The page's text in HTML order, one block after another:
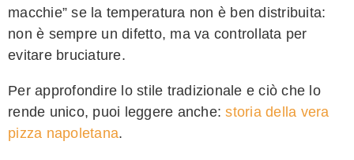
macchie” se la temperatura non è ben distribuita:
non è sempre un difetto, ma va controllata per
evitare bruciature.
Per approfondire lo stile tradizionale e ciò che lo
rende unico, puoi leggere anche:storia della vera
pizza napoletana.